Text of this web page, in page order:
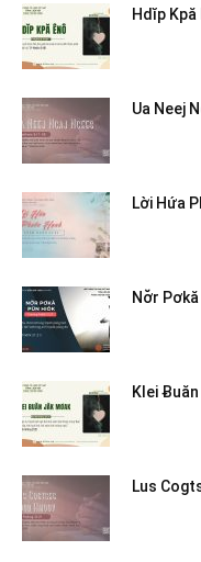
Hdĭp
Ua Neej
Lời Hứa
Nơ̆r
Klei
Lus